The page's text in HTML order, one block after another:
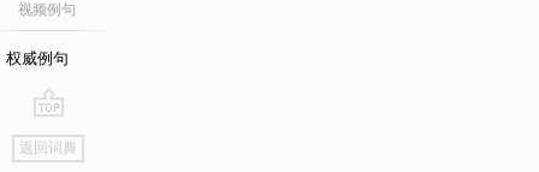
视频例句
权威例句
go
top
返回词典